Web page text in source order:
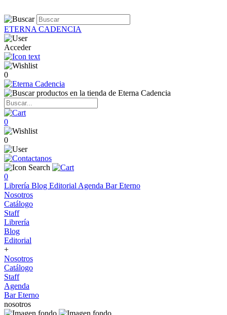
ETERNA CADENCIA
Acceder
0
0
0
0
Librería Blog Editorial Agenda Bar Eterno
Nosotros
Catálogo
Staff
Librería
Blog
Editorial
+
Nosotros
Catálogo
Staff
Agenda
Bar Eterno
nosotros